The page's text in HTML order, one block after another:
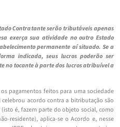
Contratante serão tributáveis apenas
exerça sua atividade no outro Estado
permanente aí situado. Se a
indicada, seus lucros poderão ser
no tocante à parte dos lucros atribuível a
pagamentos feitos para uma sociedade
acordo contra a bitributação são
é, fazem parte do objeto social, como
residente), aplica-se o Acordo e, nesse